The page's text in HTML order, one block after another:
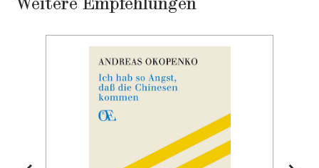
Weitere Empfehlungen